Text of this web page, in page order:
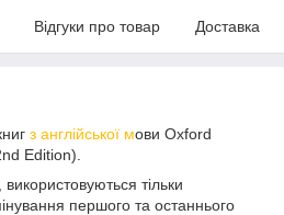
Відгуки про товар Доставка
з англійської мови Oxford
Edition).
тільки
першого та останнього